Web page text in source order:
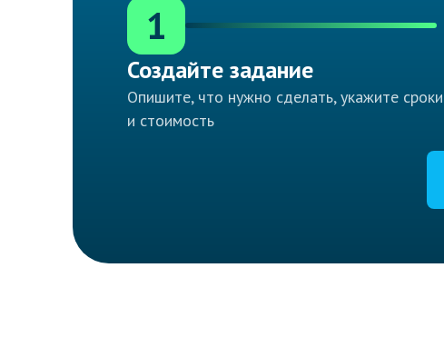
1
Создайте задание
Опишите, что нужно сделать, укажите сроки
и стоимость